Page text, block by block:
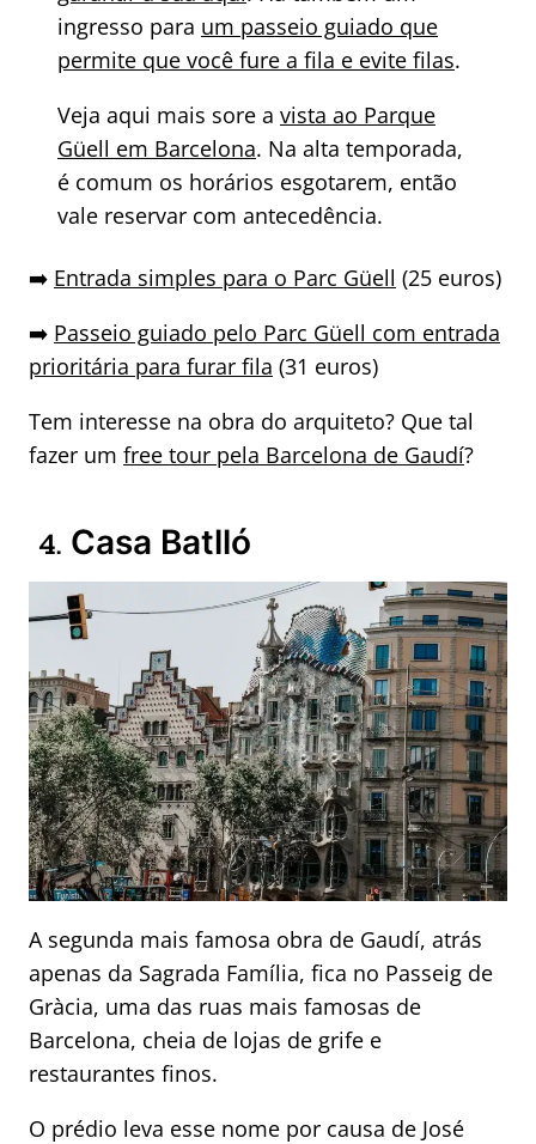
ingresso para um passeio guiado que
permite que você fure a fila e evite filas.
Veja aqui mais sore a vista ao Parque
Güell em Barcelona. Na alta temporada,
é comum os horários esgotarem, então
vale reservar com antecedência.
➡️ Entrada simples para o Parc Güell (25 euros)
➡️ Passeio guiado pelo Parc Güell com entrada
prioritária para furar fila (31 euros)
Tem interesse na obra do arquiteto? Que tal
fazer um free tour pela Barcelona de Gaudí?
4. Casa Batlló
A segunda mais famosa obra de Gaudí, atrás
apenas da Sagrada Família, fica no Passeig de
Gràcia, uma das ruas mais famosas de
Barcelona, cheia de lojas de grife e
restaurantes finos.
O prédio leva esse nome por causa de José